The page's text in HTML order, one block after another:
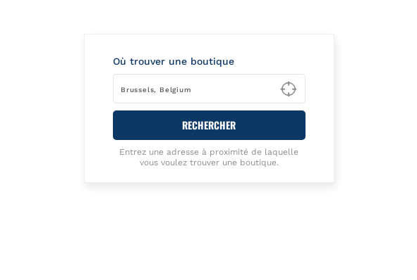
Où trouver une boutique
Type to begin
RECHERCHER
Entrez une adresse à proximité de laquelle
vous voulez trouver une boutique.